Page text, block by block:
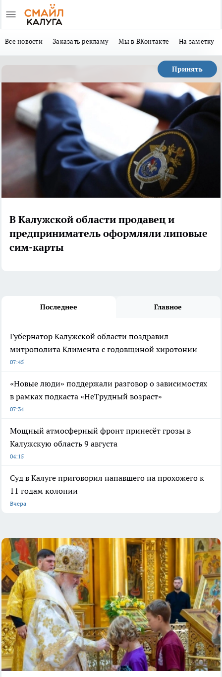
Все новости Заказать рекламу Мы в ВКонтакте На заметку
Принять
В Калужской области продавец и
предприниматель оформляли липовые
сим-карты
Последнее Главное
Губернатор Калужской области поздравил
митрополита Климента с годовщиной хиротонии
07:45
«Новые люди» поддержали разговор о зависимостях
в рамках подкаста «НеТрудный возраст»
07:34
Мощный атмосферный фронт принесёт грозы в
Калужскую область 9 августа
04:15
Суд в Калуге приговорил напавшего на прохожего к
11 годам колонии
Вчера